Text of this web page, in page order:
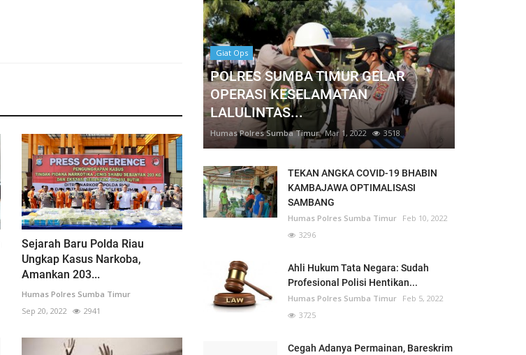
Sejarah Baru Polda Riau
Ungkap Kasus Narkoba,
Amankan 203...
Humas Polres Sumba Timur
Sep 20, 2022
2941
Giat Ops
POLRES SUMBA TIMUR GELAR
OPERASI KESELAMATAN
LALULINTAS...
Humas Polres Sumba Timur Mar 1, 2022 3518
TEKAN ANGKA COVID-19 BHABIN
KAMBAJAWA OPTIMALISASI
SAMBANG
Humas Polres Sumba Timur Feb 10, 2022
3296
Ahli Hukum Tata Negara: Sudah
Profesional Polisi Hentikan...
Humas Polres Sumba Timur Feb 5, 2022
3725
Cegah Adanya Permainan, Bareskrim